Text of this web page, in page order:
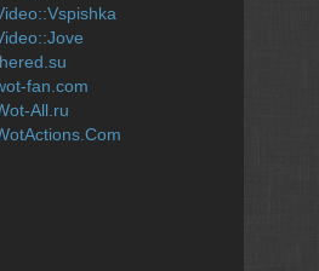
fan.com
All.ru